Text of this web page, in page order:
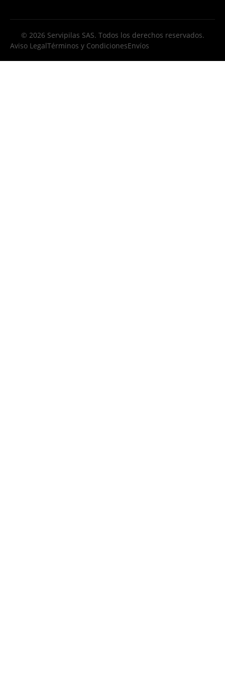
© 2026 Servipilas SAS. Todos los derechos reservados.
Aviso LegalTérminos y CondicionesEnvíos